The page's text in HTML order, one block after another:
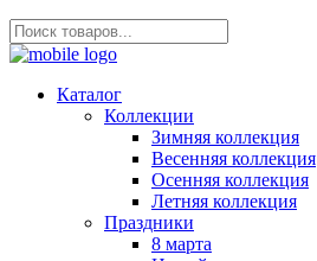
Каталог
Коллекции
Зимняя коллекция
Весенняя коллекция
Осенняя коллекция
Летняя коллекция
Праздники
8 марта